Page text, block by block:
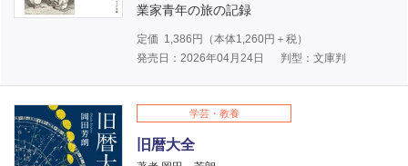
業家青年の旅の記録
定価 1,386 円（本体1,260円＋税）
発売日：2026年04月24日
判型：文庫判
学芸・教養
旧暦大全